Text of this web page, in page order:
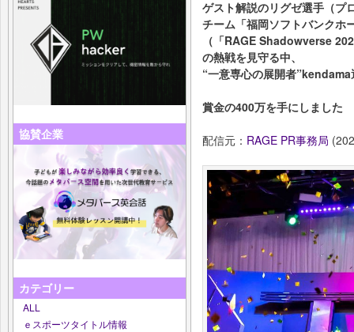
協賛企業
カテゴリー
ALL
ｅスポーツタイトル情報
ゲスト解説のリグゼ選⼿（プ
チーム「福岡ソフトバンクホ
（「RAGE Shadowverse
の熱戦を⾒守る中、
“⼀意専⼼の展開者
賞⾦の400万を⼿にしました
配信元： RAGE PR事務局